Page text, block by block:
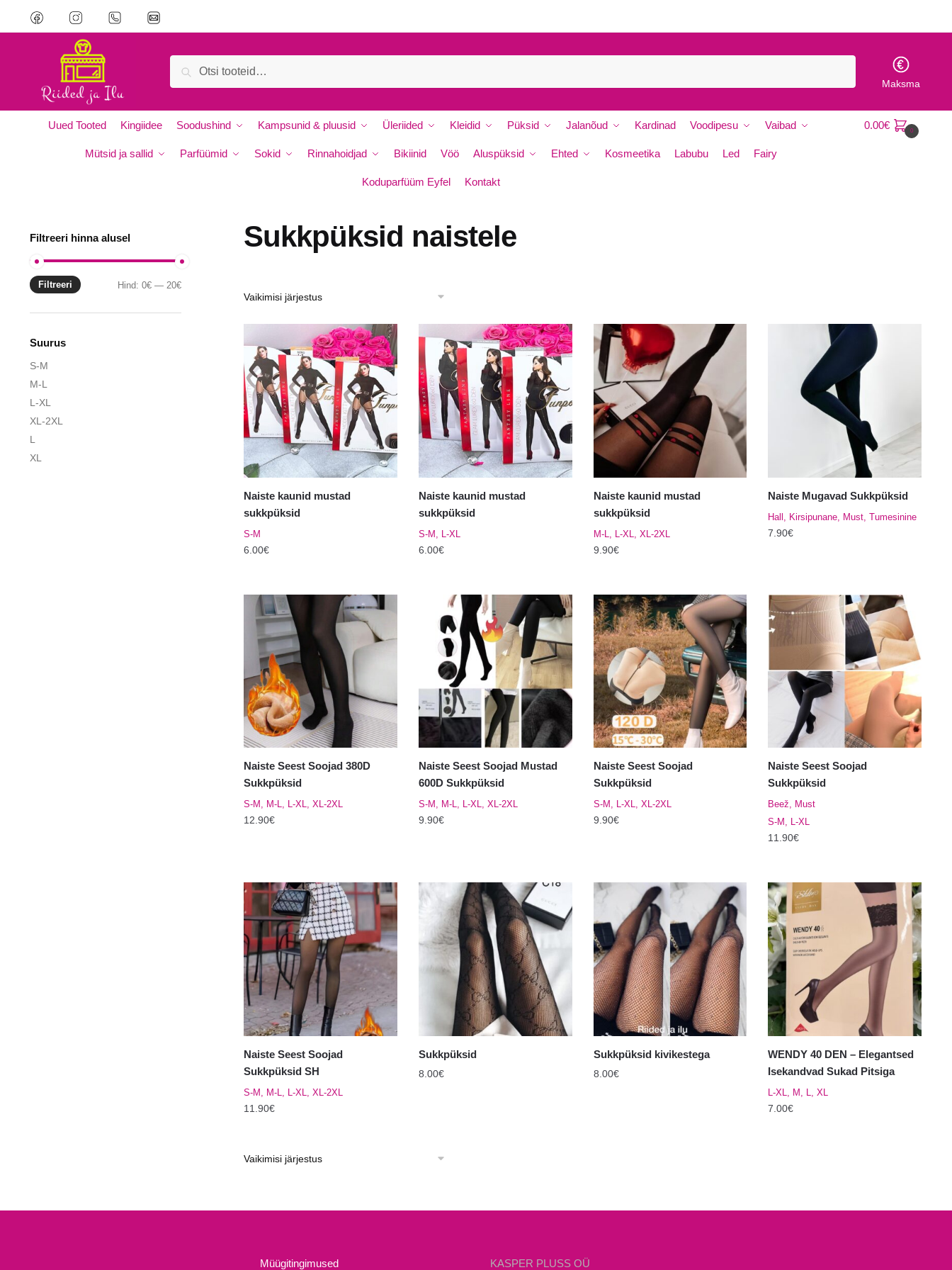
Otsi
Maksma
Uued Tooted Kingiidee Soodushind Kampsunid & pluusid Üleriided Kleidid Püksid Jalanõud Kardinad Voodipesu Vaibad
Mütsid ja sallid Parfüümid Sokid Rinnahoidjad Bikiinid Vöö Aluspüksid Ehted Kosmeetika Labubu Led Fairy
Koduparfüüm Eyfel Kontakt
0.00€ 0
Sukkpüksid naistele
Naiste kaunid mustad
sukkpüksid
S-M
6.00€
tootel
mitu
varianti.
Valikuid
saab
teha
tootelehel.
Naiste kaunid mustad
sukkpüksid
S-M, L-XL
6.00€
mitu
varianti.
Valikuid
saab
teha
tootelehel.
Naiste kaunid mustad
sukkpüksid
M-L, L-XL, XL-2XL
9.90€
tootel
on
mitu
varianti.
Valikuid
saab
teha
tootelehel.
Naiste Mugavad Sukkpüksid
Hall, Kirsipunane, Must, Tumesinine
7.90€
on
mitu
varianti.
Valikuid
teha
tootelehel.
Naiste Seest Soojad 380D
Sukkpüksid
S-M, M-L, L-XL, XL-2XL
12.90€
on
mitu
varianti.
Valikuid
saab
teha
tootelehel.
Naiste Seest Soojad Mustad
600D Sukkpüksid
S-M, M-L, L-XL, XL-2XL
9.90€
on
mitu
varianti.
Valikuid
saab
teha
tootelehel.
Naiste Seest Soojad
Sukkpüksid
S-M, L-XL, XL-2XL
9.90€
on
mitu
varianti.
Valikuid
saab
teha
tootelehel.
Naiste Seest Soojad
Sukkpüksid
Beež, Must
S-M, L-XL
11.90€
tootel
on
mitu
varianti.
Valikuid
saab
teha
tootelehel.
Naiste Seest Soojad
Sukkpüksid SH
S-M, M-L, L-XL, XL-2XL
11.90€
teha
Sukkpüksid
8.00€
Sukkpüksid kivikestega
8.00€
WENDY 40 DEN – Elegantsed
Isekandvad Sukad Pitsiga
L-XL, M, L, XL
7.00€
Filtreeri hinna alusel
Minimaalne
Maksimaalne
Filtreeri Hind:0€ — 20€
Suurus
S-M
M-L
L-XL
XL-2XL
L
XL
Müügitingimused KASPER PLUSS OÜ